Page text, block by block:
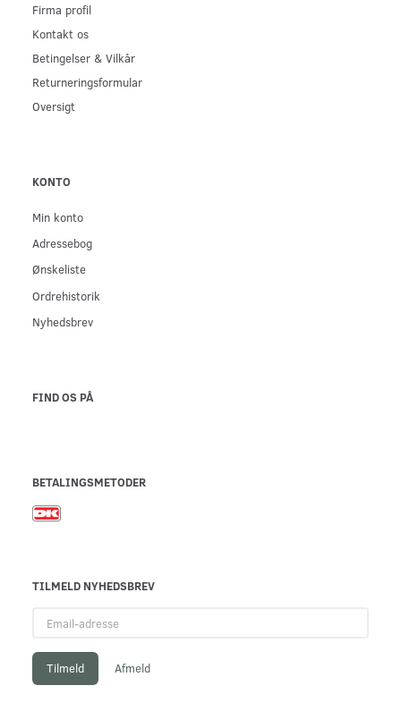
Firma profil
Kontakt os
Betingelser & Vilkår
Returneringsformular
Oversigt
KONTO
Min konto
Adressebog
Ønskeliste
Ordrehistorik
Nyhedsbrev
FIND OS PÅ
BETALINGSMETODER
TILMELD NYHEDSBREV
adresse
Tilmeld Afmeld